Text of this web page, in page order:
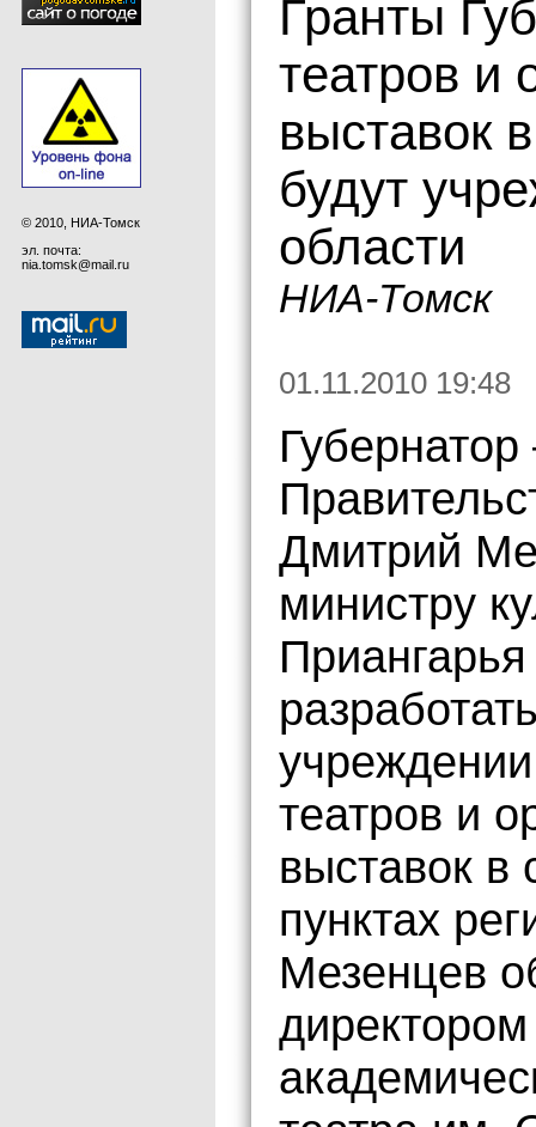
© 2010, НИА-Томск
эл. почта:
nia.tomsk@mail.ru
Гранты
театров и
выставок
будут
области
НИА-Томск
01.11.2010 19:48
Дмитрий
министру
учреждении
театров и
выставок в
пунктах
Мезенцев
директором